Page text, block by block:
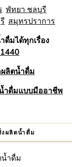
พัทยา ชลบุรี
สมุทรปราการ
ดื่มได้ทุกเรื่อง
ลิตน้ำดื่ม
ำดื่มแบบมืออาชีพ
งผลิตน้ำดื่ม